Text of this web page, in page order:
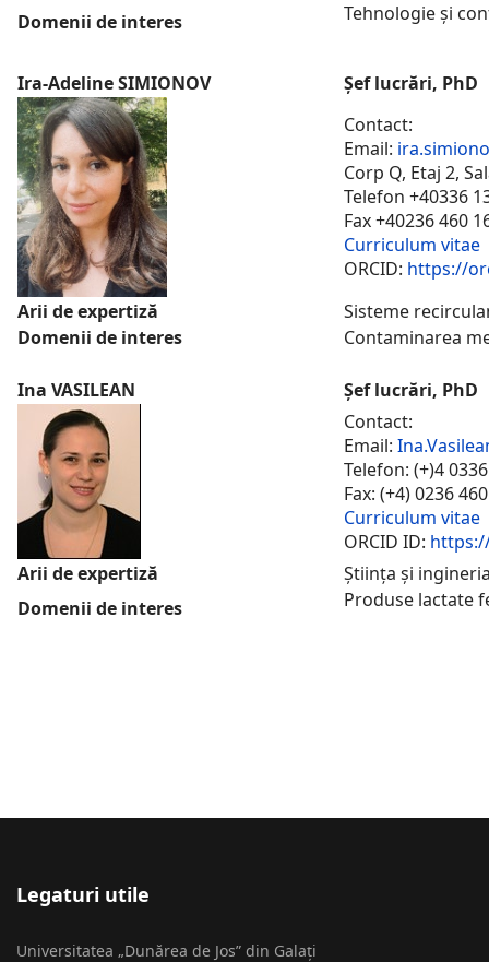
Domenii de interes
Tehnologie și
Ira-Adeline SIMIONOV
Șef lucrări, PhD
Contact:
Email:
Corp Q, Etaj 2,
Telefon +40336
Fax +40236 460
Curriculum vitae
ORCID: https://
Arii de expertiză
Sisteme
Domenii de interes
Contaminarea
Ina VASILEAN
Șef lucrări, PhD
Contact:
Email:
Telefon: (+)4
Fax: (+4) 0236
Curriculum vitae
ORCID ID:
Arii de expertiză
Știința și
Domenii de interes
Produse lactate
Legaturi utile
Universitatea „Dunărea de Jos” din Galați